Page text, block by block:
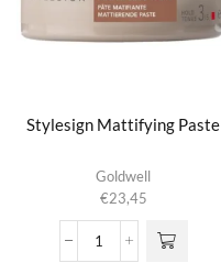
Stylesign Mattifying Paste
Goldwell
€23,45
Stylesign